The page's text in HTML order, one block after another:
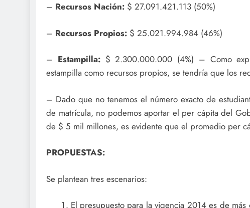
– Recursos Nación: $ 27.091.421.113 (50%)
– Recursos Propios: $ 25.021.994.984 (46%)
– Estampilla:$ 2.300.000.000 (4%) – Como
estampilla como recursos propios, se tendría que los
– Dado que no tenemos el número exacto de
de matrícula, no podemos aportar el per cápita del
de $ 5 mil millones, es evidente que el promedio per
PROPUESTAS:
Se plantean tres escenarios:
El presupuesto para la vigencia 2014 es de